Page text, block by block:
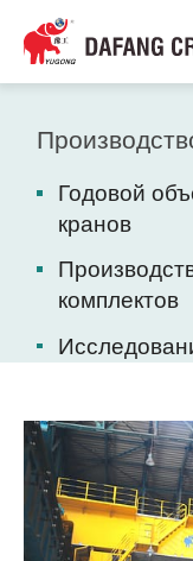
Годовой
кранов
комплектов
Bahasa Indonesia
Bahasa Melayu
Tiếng Việt
简体中文
فارسی
Pilipino
اردو
Українська
Čeština
Kiswahili
Dansk
Norsk
O‘zbekcha